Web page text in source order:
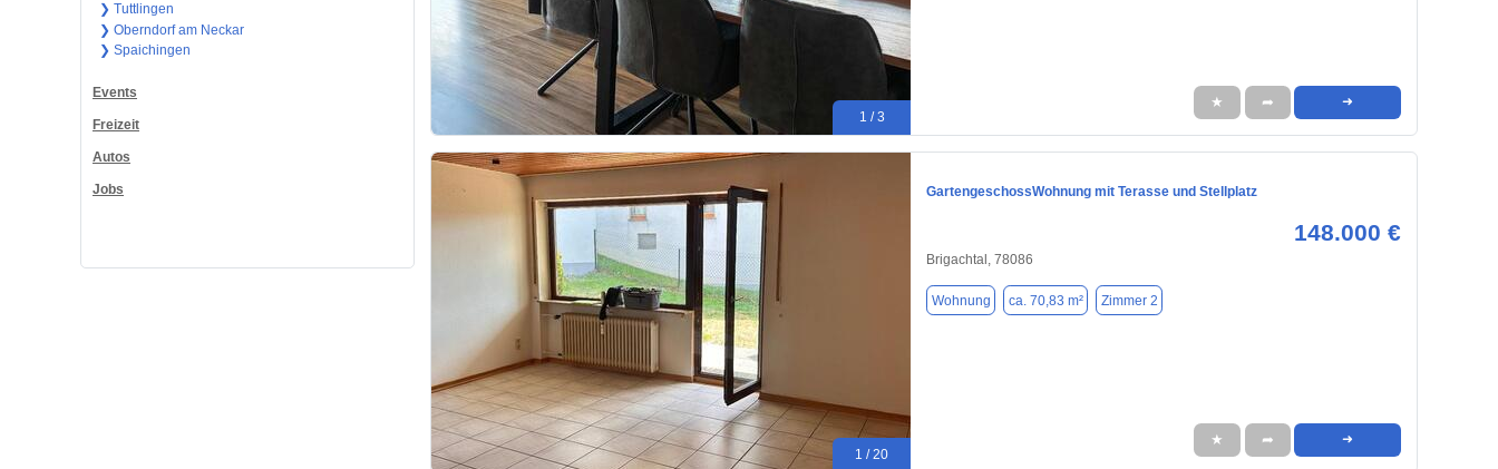
❯ Tuttlingen
❯ Oberndorf am Neckar
❯ Spaichingen
Events
Freizeit
Autos
Jobs
1 / 3
★ ➦ ➜
1 / 20
GartengeschossWohnung mit Terasse und Stellplatz
148.000 €
Brigachtal, 78086
Wohnung ca. 70,83 m² Zimmer 2
★ ➦ ➜